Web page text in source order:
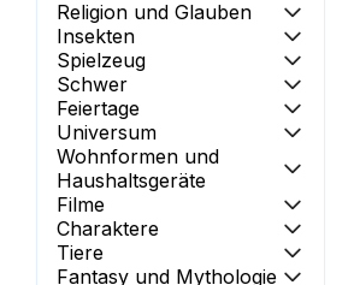
Religion und Glauben
Insekten
Spielzeug
Schwer
Feiertage
Universum
Wohnformen und
Haushaltsgeräte
Filme
Charaktere
Tiere
Fantasy und Mythologie